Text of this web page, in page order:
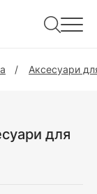
Аксесуари
для